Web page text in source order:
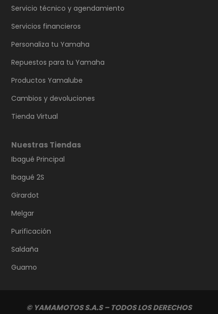
Servicio técnico y agendamiento
Servicios financieros
Personaliza tu Yamaha
Repuestos para tu Yamaha
Productos Yamalube
Cambios y devoluciones
Tienda Virtual
Nuestras Tiendas
Ibagué Principal
Ibagué 2S
Girardot
Melgar
Purificación
Saldaña
Guamo
© YAMAMOTOS S.A.S – TODOS LOS DERECHOS